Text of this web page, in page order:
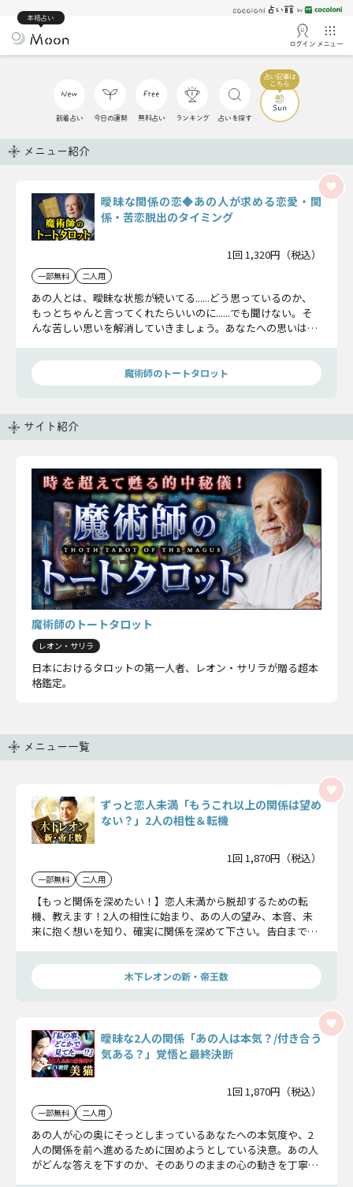
本格占い
ログイン メニュー
新着占い 今日の運勢 無料占い ランキング 占いを探す
メニュー紹介
曖昧な関係の恋◆あの人が求める恋愛・関
係・苦恋脱出のタイミング
1回 1,320円（税込）
一部無料 二人用
あの人とは、曖昧な状態が続いてる......どう思っているのか、
もっとちゃんと言ってくれたらいいのに......でも聞けない。そ
んな苦しい思いを解消していきましょう。あなたへの思いはも
きかまでを教えます。
魔術師のトートタロット
サイト紹介
魔術師のトートタロット
レオン・サリラ
日本におけるタロットの第一人者、レオン・サリラが贈る超本
格鑑定。
メニュー一覧
ずっと恋人未満「もうこれ以上の関係は望め
ない？」2人の相性＆転機
1回 1,870円（税込）
一部無料 二人用
【もっと関係を深めたい！】恋人未満から脱却するための転
機、教えます！2人の相性に始まり、あの人の望み、本音、未
来に抱く想いを知り、確実に関係を深めて下さい。告白までの
木下レオンの新・帝王数
曖昧な2人の関係「あの人は本気？/付き合う
気ある？」覚悟と最終決断
1回 1,870円（税込）
一部無料 二人用
あの人が心の奥にそっとしまっているあなたへの本気度や、2
人の関係を前へ進めるために固めようとしている決意。あの人
がどんな答えを下すのか、そのありのままの心の動きを丁寧に